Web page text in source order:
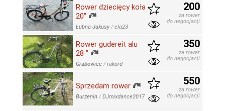
Rower dziecięcy koła
20''
Łubna-Jakusy /ela23
200
za rower
do negocjacji
Rower gudereit alu
28 "
Grabowiec /rakord
350
za rower
do negocjacji
Sprzedam rower
Burzenin /DJmixdance2017
550
za rower
do negocjacji